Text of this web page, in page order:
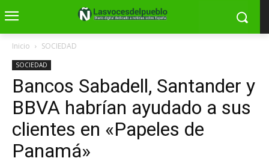
Inicio SOCIEDAD
SOCIEDAD
Bancos Sabadell, Santander y
BBVA habrían ayudado a sus
clientes en «Papeles de
Panamá»